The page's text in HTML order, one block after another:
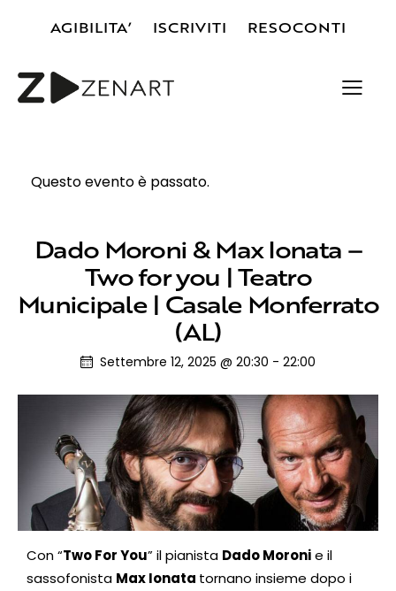
AGIBILITA’ ISCRIVITI RESOCONTI
Questo evento è passato.
Dado Moroni & Max Ionata –
Two for you | Teatro
Municipale | Casale Monferrato
(AL)
Settembre 12, 2025 @ 20:30 - 22:00
Con “Two For You” il pianista Dado Moronie il
sassofonista Max Ionata tornano insieme dopo i